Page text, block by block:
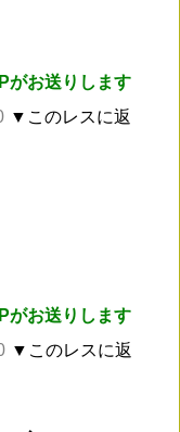
がお送りします
▼このレスに返
がお送りします
▼このレスに返